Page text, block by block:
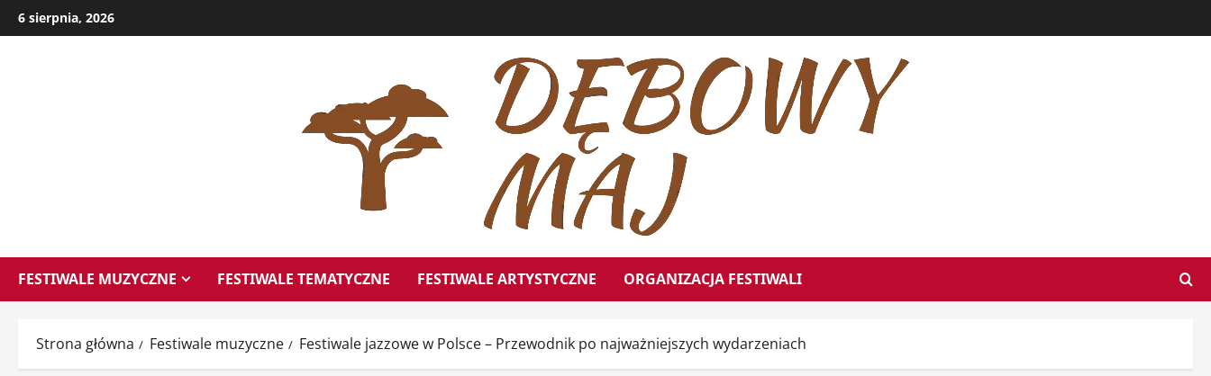
Przejdź
do
6 sierpnia, 2026
FESTIWALE MUZYCZNE FESTIWALE TEMATYCZNE FESTIWALE ARTYSTYCZNE ORGANIZACJA FESTIWALI
Strona główna Festiwale muzyczne Festiwale jazzowe w Polsce – Przewodnik po najważniejszych wydarzeniach